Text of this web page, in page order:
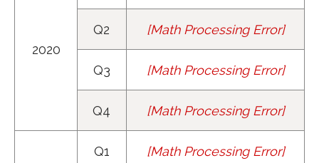
2020
Q2 [Math Processing Error]
y10=156
Q3 [Math Processing Error]
y11=216
Q4 [Math Processing Error]
y12=181
Q1 [Math Processing Error]
y13=160